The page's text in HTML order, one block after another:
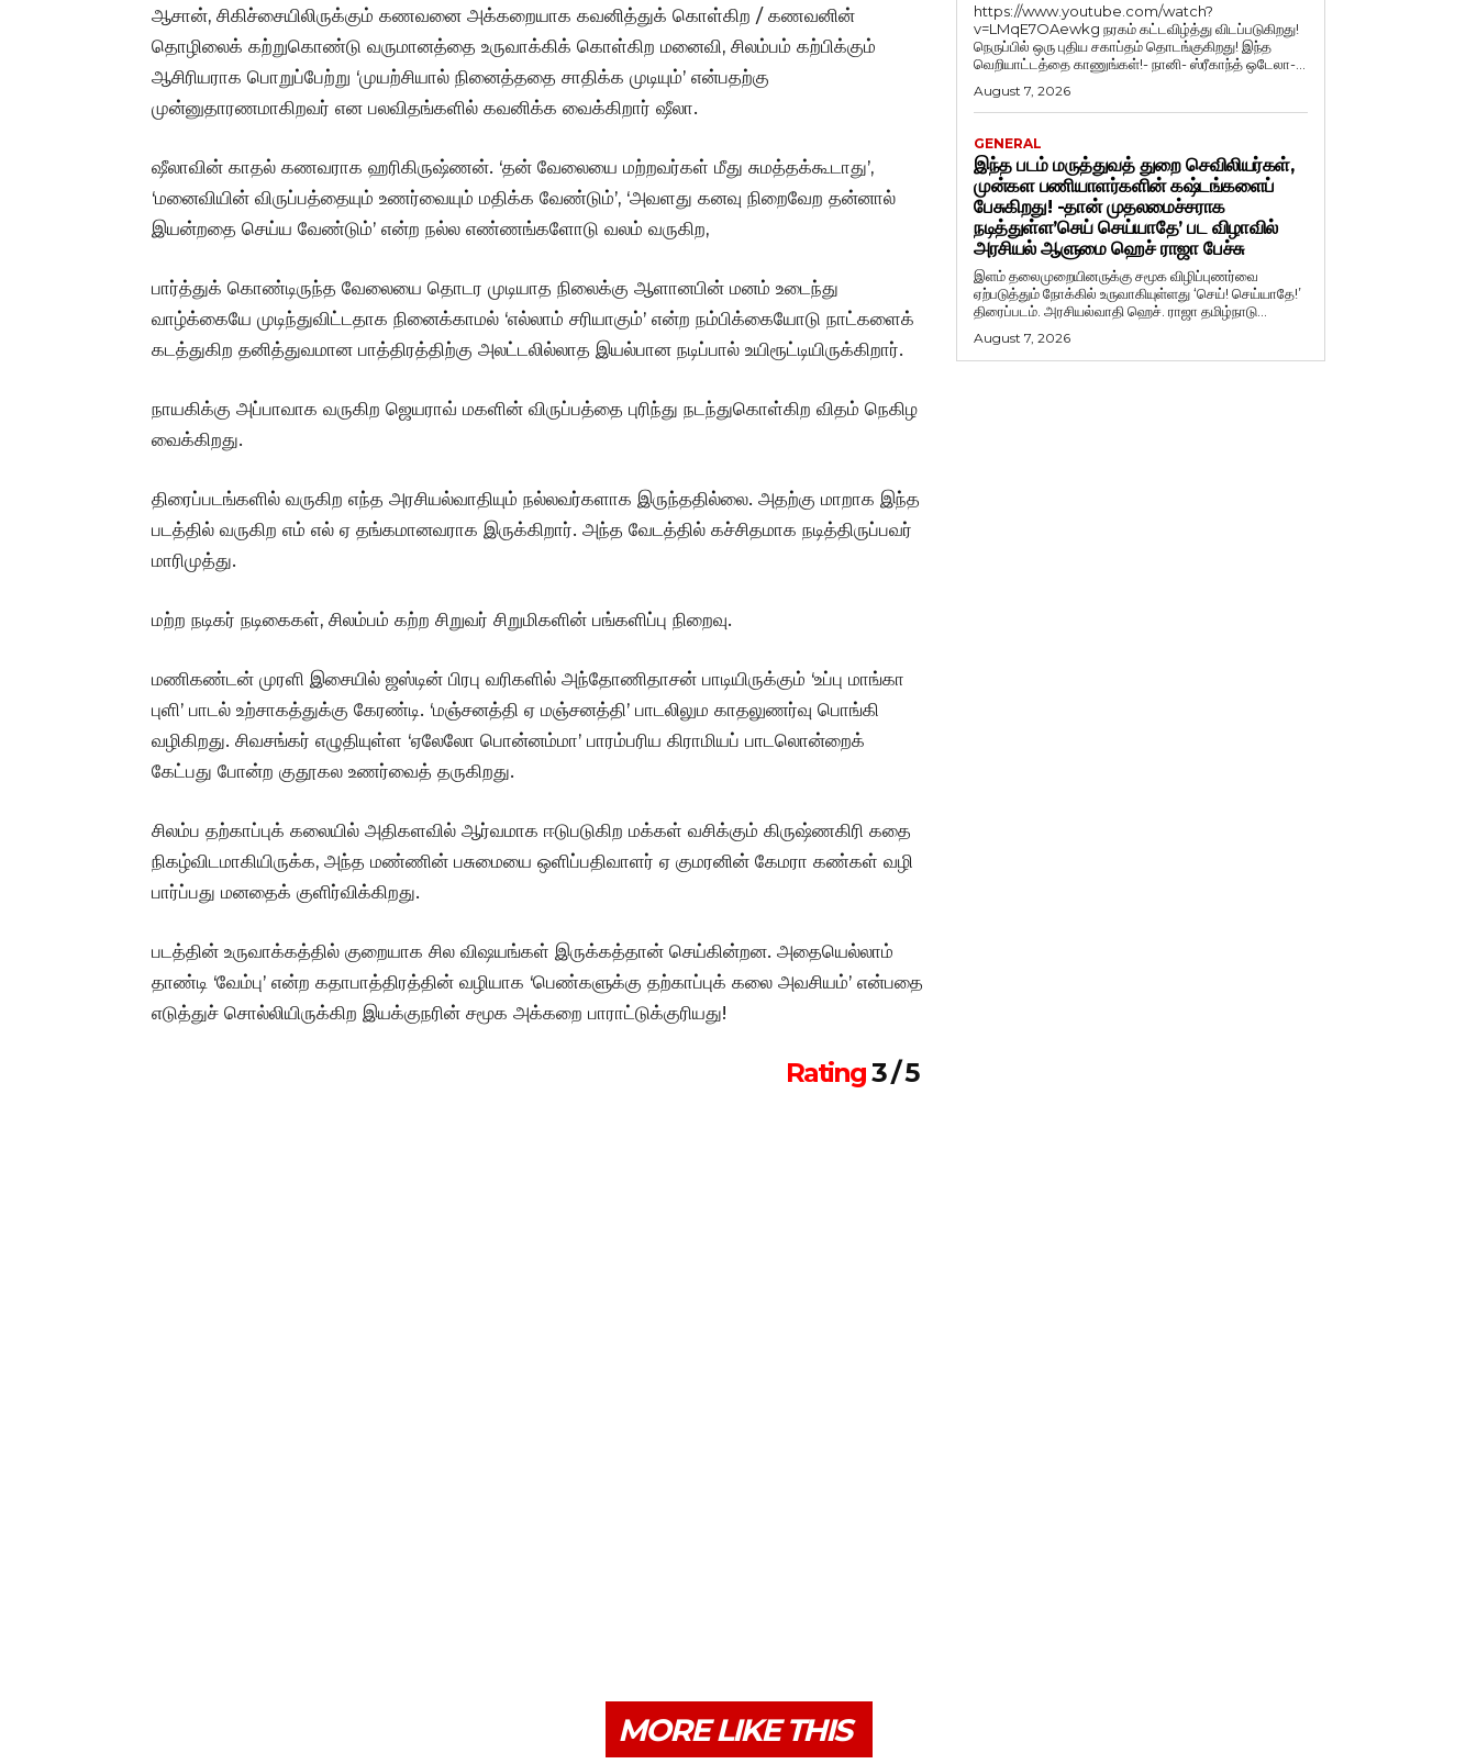
ஆசான், சிகிச்சையிலிருக்கும் கணவனை அக்கறையாக கவனித்துக் கொள்கிற / கணவனின்
தொழிலைக் கற்றுகொண்டு வருமானத்தை உருவாக்கிக் கொள்கிற மனைவி, சிலம்பம் கற்பிக்கும்
ஆசிரியராக பொறுப்பேற்று ‘முயற்சியால் நினைத்ததை சாதிக்க முடியும்’ என்பதற்கு
முன்னுதாரணமாகிறவர் என பலவிதங்களில் கவனிக்க வைக்கிறார் ஷீலா.
ஷீலாவின் காதல் கணவராக ஹரிகிருஷ்ணன். ‘தன் வேலையை மற்றவர்கள் மீது சுமத்தக்கூடாது’,
‘மனைவியின் விருப்பத்தையும் உணர்வையும் மதிக்க வேண்டும்’, ‘அவளது கனவு நிறைவேற தன்னால்
இயன்றதை செய்ய வேண்டும்’ என்ற நல்ல எண்ணங்களோடு வலம் வருகிற,
பார்த்துக் கொண்டிருந்த வேலையை தொடர முடியாத நிலைக்கு ஆளானபின் மனம் உடைந்து
வாழ்க்கையே முடிந்துவிட்டதாக நினைக்காமல் ‘எல்லாம் சரியாகும்’ என்ற நம்பிக்கையோடு நாட்களைக்
கடத்துகிற தனித்துவமான பாத்திரத்திற்கு அலட்டலில்லாத இயல்பான நடிப்பால் உயிரூட்டியிருக்கிறார்.
நாயகிக்கு அப்பாவாக வருகிற ஜெயராவ் மகளின் விருப்பத்தை புரிந்து நடந்துகொள்கிற விதம் நெகிழ
வைக்கிறது.
திரைப்படங்களில் வருகிற எந்த அரசியல்வாதியும் நல்லவர்களாக இருந்ததில்லை. அதற்கு மாறாக இந்த
படத்தில் வருகிற எம் எல் ஏ தங்கமானவராக இருக்கிறார். அந்த வேடத்தில் கச்சிதமாக நடித்திருப்பவர்
மாரிமுத்து.
மற்ற நடிகர் நடிகைகள், சிலம்பம் கற்ற சிறுவர் சிறுமிகளின் பங்களிப்பு நிறைவு.
மணிகண்டன் முரளி இசையில் ஜஸ்டின் பிரபு வரிகளில் அந்தோணிதாசன் பாடியிருக்கும் ‘உப்பு மாங்கா
புளி’ பாடல் உற்சாகத்துக்கு கேரண்டி. ‘மஞ்சனத்தி ஏ மஞ்சனத்தி’ பாடலிலும காதலுணர்வு பொங்கி
வழிகிறது. சிவசங்கர் எழுதியுள்ள ‘ஏலேலோ பொன்னம்மா’ பாரம்பரிய கிராமியப் பாடலொன்றைக்
கேட்பது போன்ற குதூகல உணர்வைத் தருகிறது.
சிலம்ப தற்காப்புக் கலையில் அதிகளவில் ஆர்வமாக ஈடுபடுகிற மக்கள் வசிக்கும் கிருஷ்ணகிரி கதை
நிகழ்விடமாகியிருக்க, அந்த மண்ணின் பசுமையை ஒளிப்பதிவாளர் ஏ குமரனின் கேமரா கண்கள் வழி
பார்ப்பது மனதைக் குளிர்விக்கிறது.
படத்தின் உருவாக்கத்தில் குறையாக சில விஷயங்கள் இருக்கத்தான் செய்கின்றன. அதையெல்லாம்
தாண்டி ‘வேம்பு’ என்ற கதாபாத்திரத்தின் வழியாக ‘பெண்களுக்கு தற்காப்புக் கலை அவசியம்’ என்பதை
எடுத்துச் சொல்லியிருக்கிற இயக்குநரின் சமூக அக்கறை பாராட்டுக்குரியது!
Rating3 / 5
https://www.youtube.com/watch?
v=LMqE7OAewkg நரகம் கட்டவிழ்த்து விடப்படுகிறது!
நெருப்பில் ஒரு புதிய சகாப்தம் தொடங்குகிறது! இந்த
வெறியாட்டத்தை காணுங்கள்!- நானி- ஸ்ரீகாந்த் ஒடேலா-...
August 7, 2026
GENERAL
இந்த படம் மருத்துவத் துறை செவிலியர்கள்,
முன்கள பணியாளர்களின் கஷ்டங்களைப்
பேசுகிறது! -தான் முதலமைச்சராக
நடித்துள்ள’செய் செய்யாதே’ பட விழாவில்
அரசியல் ஆளுமை ஹெச் ராஜா பேச்சு
இளம் தலைமுறையினருக்கு சமூக விழிப்புணர்வை
ஏற்படுத்தும் நோக்கில் உருவாகியுள்ளது ‘செய்! செய்யாதே!’
திரைப்படம். அரசியல்வாதி ஹெச். ராஜா தமிழ்நாடு...
August 7, 2026
MORE LIKE THIS